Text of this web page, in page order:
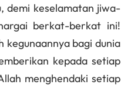
demi keselamatan jiwa-
berkat-berkat ini!
bagi dunia
kepada setiap
menghendaki setiap